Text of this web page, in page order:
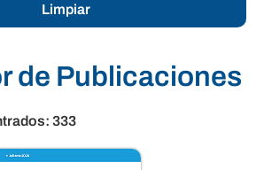
Limpiar
de Publicaciones
333